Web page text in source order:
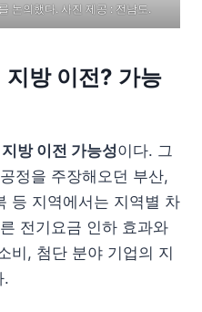
논의했다. 사진 제공 : 전남도.
방 이전? 가능
방 이전 가능성이다. 그
정을 주장해오던 부산,
등 지역에서는 지역별 차
전기요금 인하 효과와
비, 첨단 분야 기업의 지
.